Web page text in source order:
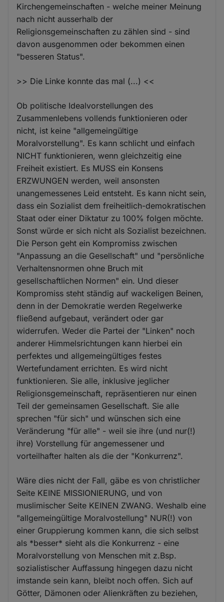
Kirchengemeinschaften - welche meiner Meinung
nach nicht ausserhalb der
Religionsgemeinschaften zu zählen sind - sind
davon ausgenommen oder bekommen einen
"besseren Status".
>> Die Linke konnte das mal (...) <<
Ob politische Idealvorstellungen des
Zusammenlebens vollends funktionieren oder
nicht, ist keine "allgemeingültige
Moralvorstellung". Es kann schlicht und einfach
NICHT funktionieren, wenn gleichzeitig eine
Freiheit existiert. Es MUSS ein Konsens
ERZWUNGEN werden, weil ansonsten
unangemessenes Leid entsteht. Es kann nicht sein,
dass ein Sozialist dem freiheitlich-demokratischen
Staat oder einer Diktatur zu 100% folgen möchte.
Sonst würde er sich nicht als Sozialist bezeichnen.
Die Person geht ein Kompromiss zwischen
"Anpassung an die Gesellschaft" und "persönliche
Verhaltensnormen ohne Bruch mit
gesellschaftlichen Normen" ein. Und dieser
Kompromiss steht ständig auf wackeligen Beinen,
denn in der Demokratie werden Regelwerke
fließend aufgebaut, verändert oder gar
widerrufen. Weder die Partei der "Linken" noch
anderer Himmelsrichtungen kann hierbei ein
perfektes und allgemeingültiges festes
Wertefundament errichten. Es wird nicht
funktionieren. Sie alle, inklusive jeglicher
Religionsgemeinschaft, repräsentieren nur einen
Teil der gemeinsamen Gesellschaft. Sie alle
sprechen "für sich" und wünschen sich eine
Veränderung "für alle" - weil sie ihre (und nur(!)
ihre) Vorstellung für angemessener und
vorteilhafter halten als die der "Konkurrenz".
Wäre dies nicht der Fall, gäbe es von christlicher
Seite KEINE MISSIONIERUNG, und von
muslimischer Seite KEINEN ZWANG. Weshalb eine
"allgemeingültige Moralvostellung" NUR(!) von
einer Gruppierung kommen kann, die sich selbst
als *besser* sieht als die Konkurrenz - eine
Moralvorstellung von Menschen mit z.Bsp.
sozialistischer Auffassung hingegen dazu nicht
imstande sein kann, bleibt noch offen. Sich auf
Götter, Dämonen oder Alienkräften zu beziehen,